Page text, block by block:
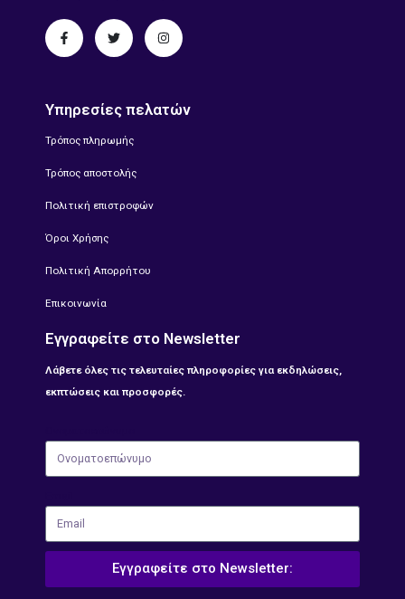
Υπηρεσίες πελατών
Τρόπος πληρωμής
Τρόπος αποστολής
Πολιτική επιστροφών
Όροι Χρήσης
Πολιτική Απορρήτου
Επικοινωνία
Εγγραφείτε στο Newsletter
Λάβετε όλες τις τελευταίες πληροφορίες για εκδηλώσεις,
εκπτώσεις και προσφορές.
Εγγραφείτε στο Newsletter: